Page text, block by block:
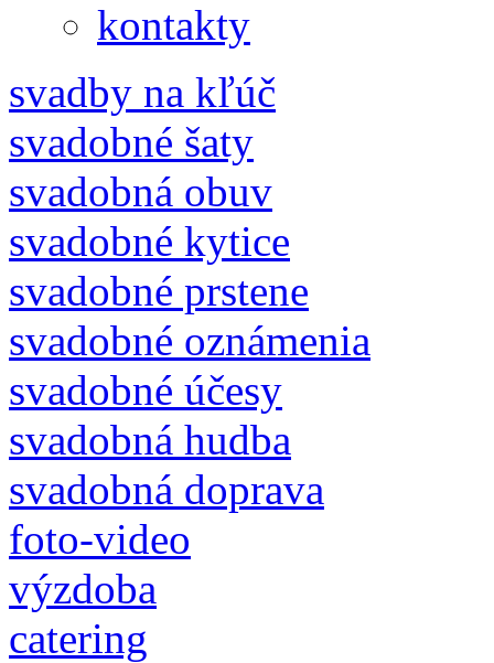
kontakty
svadby na kľúč
svadobné šaty
svadobná obuv
svadobné kytice
svadobné prstene
svadobné oznámenia
svadobné účesy
svadobná hudba
svadobná doprava
foto-video
výzdoba
catering